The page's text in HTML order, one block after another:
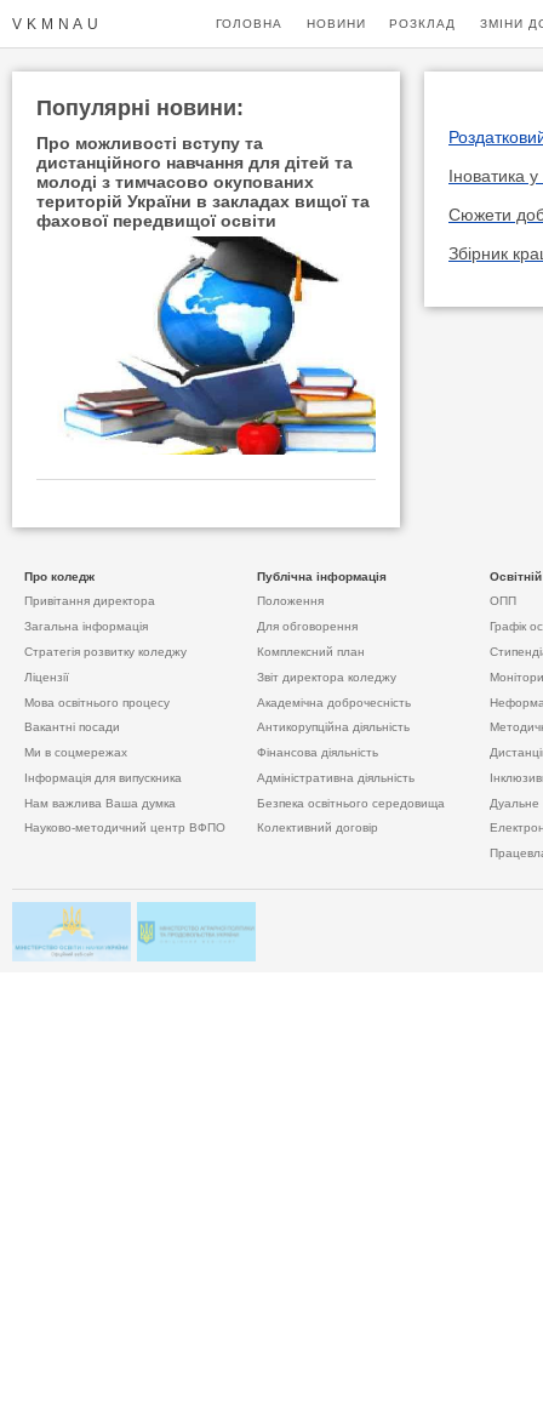
VKMNAU ГОЛОВНА НОВИНИ РОЗКЛАД ЗМІНИ
Популярнi новини:
Про можливості вступу та
дистанційного навчання для дітей та
молоді з тимчасово окупованих
територій України в закладах вищої та
фахової передвищої освіти
Іноватика
Сюжети
Збірник
Про коледж
Привiтання директора
Загальна інформація
Стратегія розвитку коледжу
Ліцензії
Мова освітнього процесу
Вакантні посади
Ми в соцмережах
Інформація для випускника
Нам важлива Ваша думка
Науково-методичний центр ВФПО
Публічна інформація
Положення
Для обговорення
Комплексний план
Звіт директора коледжу
Академічна доброчесність
Антикорупційна діяльність
Фінансова діяльність
Адміністративна діяльність
Безпека освітнього середовища
Колективний договір
ОПП
Графік
Дуальне